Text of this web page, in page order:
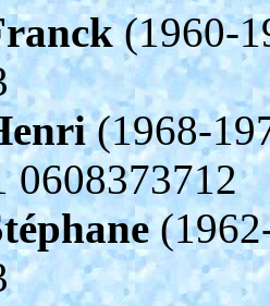
(1960-
(1968-
0608373712